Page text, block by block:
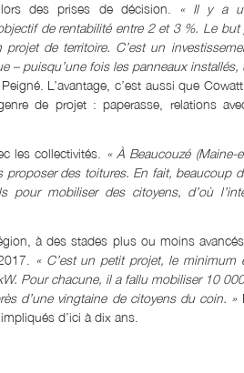
des prises de décision. « Il y a
de rentabilité entre 2 et 3 %. Le but
de territoire. C’est un
– puisqu’une fois les panneaux
L’avantage, c’est aussi que
de projet : paperasse, relations
les collectivités. « À Beaucouzé (Maine-
des toitures. En fait, beaucoup
mobiliser des citoyens, d’où
à des stades plus ou moins
« C’est un petit projet, le minimum
Pour chacune, il a fallu mobiliser 10
d’une vingtaine de citoyens du coin. »
d’ici à dix ans.